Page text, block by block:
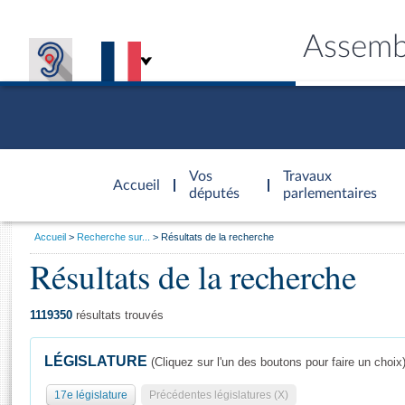
Accueil
d'accueil
Vos
députés
Travaux
parlementaires
Général
Vous
Accueil Recherche sur... Résultats de la recherche
Résultats de la recherche
1119350 résultats trouvés
LÉGISLATURE (Cliquez sur l'un des boutons pour faire un choix)
17e législature Précédentes législatures (X)